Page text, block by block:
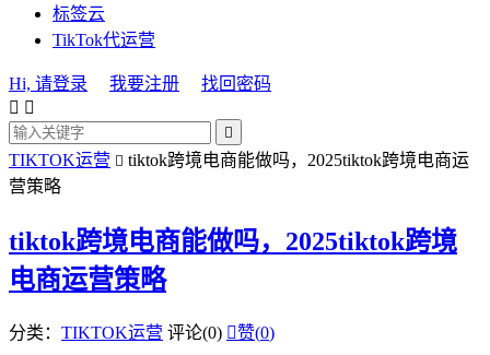
标签云
TikTok代运营
Hi, 请登录 我要注册
找回密码
 

TIKTOK运营  tiktok跨境电商能做吗，2025tiktok跨境电商运
营策略
tiktok跨境电商能做吗，2025tiktok跨境
电商运营策略
分类： TIKTOK运营 评论(0) 赞(0)